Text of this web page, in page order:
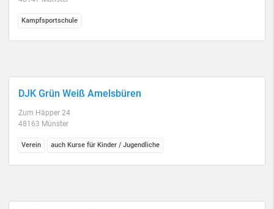
Kampfsportschule
DJK Grün Weiß Amelsbüren
Zum Häpper 24
48163 Münster
Verein auch Kurse für Kinder / Jugendliche